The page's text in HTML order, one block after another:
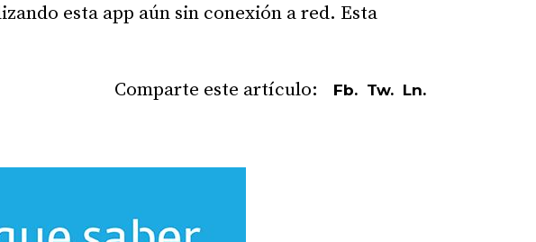
esta app aún sin conexión a red. Esta
Fb. Tw. Ln.